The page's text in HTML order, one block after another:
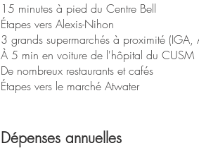
15 minutes à pied du Centre Bell
Étapes vers Alexis-Nihon
3 grands supermarchés à proximité (IGA,
À 5 min en voiture de l'hôpital du CUSM
De nombreux restaurants et cafés
Étapes vers le marché Atwater
Dépenses annuelles